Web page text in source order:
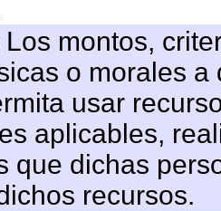
Los montos,
o morales
usar
aplicables,
que dichas
recursos.